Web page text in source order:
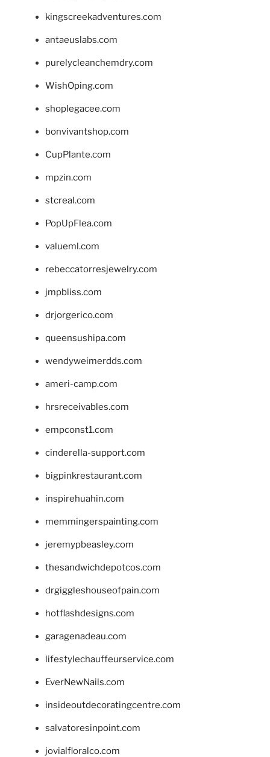
kingscreekadventures.com
antaeuslabs.com
purelycleanchemdry.com
WishOping.com
shoplegacee.com
bonvivantshop.com
CupPlante.com
mpzin.com
stcreal.com
PopUpFlea.com
valueml.com
rebeccatorresjewelry.com
jmpbliss.com
drjorgerico.com
queensushipa.com
wendyweimerdds.com
ameri-camp.com
hrsreceivables.com
empconst1.com
cinderella-support.com
bigpinkrestaurant.com
inspirehuahin.com
memmingerspainting.com
jeremypbeasley.com
thesandwichdepotcos.com
drgiggleshouseofpain.com
hotflashdesigns.com
garagenadeau.com
lifestylechauffeurservice.com
EverNewNails.com
insideoutdecoratingcentre.com
salvatoresinpoint.com
jovialfloralco.com